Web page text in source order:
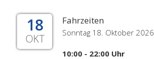
18
OKT
Fahrzeiten
Sonntag 18. Oktober 2026
10:00 - 22:00 Uhr